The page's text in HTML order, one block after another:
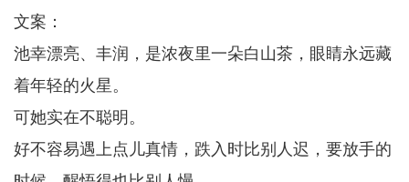
文案：
池幸漂亮、丰润，是浓夜里一朵白山茶，眼睛永远藏
着年轻的火星。
可她实在不聪明。
好不容易遇上点儿真情，跌入时比别人迟，要放手的